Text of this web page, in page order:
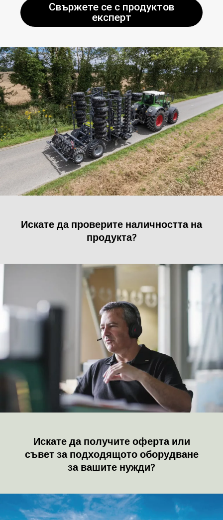
Свържете се с продуктов
експерт
Искате да проверите наличността на
продукта?
Искате да получите оферта или
съвет за подходящото оборудване
за вашите нужди?